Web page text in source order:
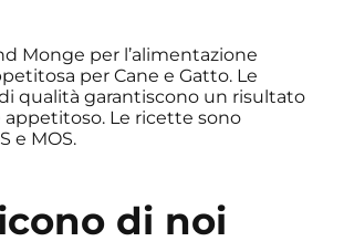
Monge per l’alimentazione
per Cane e Gatto. Le
qualità garantiscono un risultato
Le ricette sono
e MOS.
di noi